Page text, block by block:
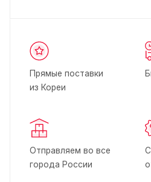
Прямые поставки
из Кореи
Отправляем во все
города России